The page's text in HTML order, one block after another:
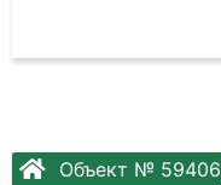
Объект № 59406